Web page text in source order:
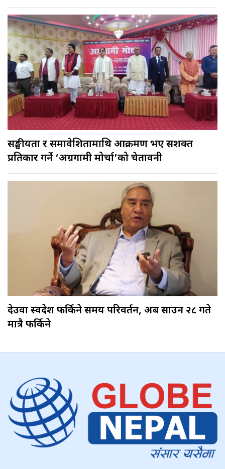
सङ्घीयता र समावेशितामाथि आक्रमण भए सशक्त
प्रतिकार गर्ने ‘अग्रगामी मोर्चा’को चेतावनी
देउवा स्वदेश फर्किने समय परिवर्तन, अब साउन २८ गते
मात्रै फर्किने